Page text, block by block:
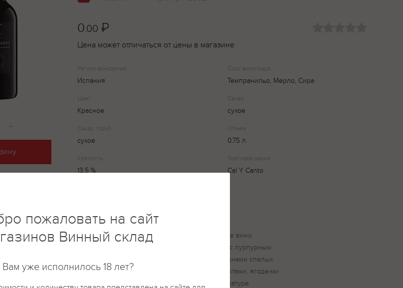
0.00 ₽
Цена может отличаться от цены в магазине
Регион виноделия
Испания
Сорт винограда
Темпранильо, Мерло, Сира
Цвет
Красное
Сахар
сухое
Сахар, г/дм3
сухое
Объем
0.75 л.
Крепость
13,5 %
Торговая марка
Cal Y Canto
Cal Y Canto, Tempranilho-Merlot-Syrah — приятное вино
обладает глубоким чистым рубиновым цветом с пурпурным
отливом и насыщенным букетом со свежими тонами спелых
ягод. Рекомендуется сочетать с красными фруктами, ягода-ми
и различными десертами. Подавать при температуре
пожаловать на сайт
Винный склад
Вам уже исполнилось 18 лет?